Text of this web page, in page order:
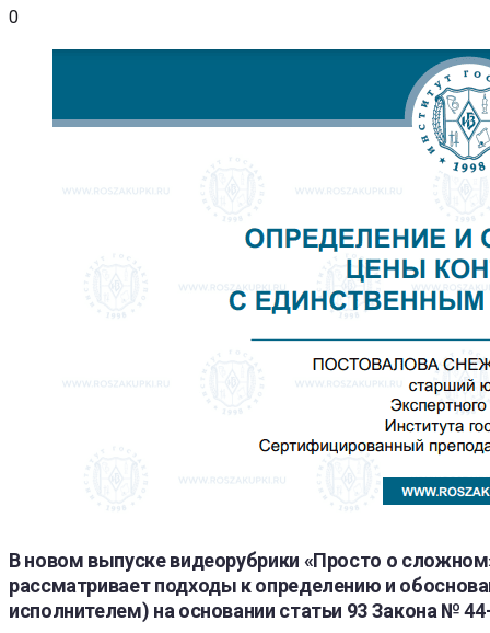
0
В новом выпуске видеорубрики «Просто о
рассматривает подходы к определению и
исполнителем) на основании статьи 93 Закона №